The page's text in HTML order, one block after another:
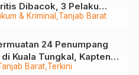
& Kriminal Tanjab Barat
Dibacok, 3 Pelaku
Barat Terkini
24 Penumpang
Kuala Tungkal, Kapten